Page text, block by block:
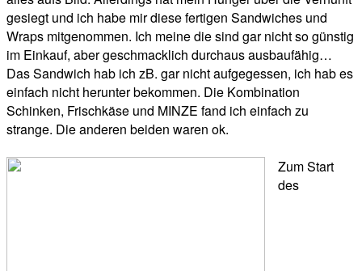
gesiegt und ich habe mir diese fertigen Sandwiches und
Wraps mitgenommen. Ich meine die sind gar nicht so günstig
im Einkauf, aber geschmacklich durchaus ausbaufähig…
Das Sandwich hab ich zB. gar nicht aufgegessen, ich hab es
einfach nicht herunter bekommen. Die Kombination
Schinken, Frischkäse und MINZE fand ich einfach zu
strange. Die anderen beiden waren ok.
Zum Start
des